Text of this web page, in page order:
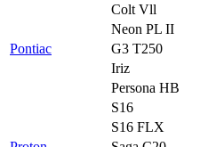
Colt Vll
Neon PL II
Pontiac
G3 T250
Iriz
Persona HB
S16
S16 FLX